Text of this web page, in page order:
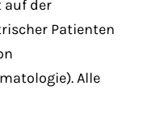
auf der
Patienten
Alle